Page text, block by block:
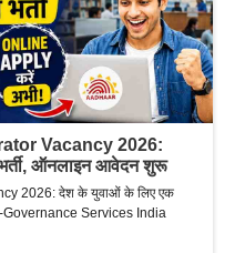
Vacancy 2026:
ऑनलाइन आवेदन शुरू
2026: देश के युवाओं के लिए एक
Governance Services India